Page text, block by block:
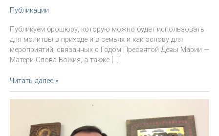
Публикации
Публикуем брошюру, которую можно будет использовать
для молитвы в приходе и в семьях и как основу для
мероприятий, связанных с Годом Пресвятой Девы Марии —
Матери Слова Божия, а также […]
Год
Пресвятой
Девы
Матери
Читать далее »